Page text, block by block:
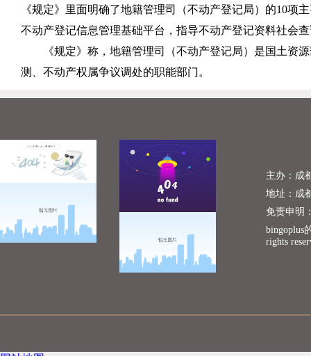
《规定》里面明确了地籍管理司（不动产登记局）的10项
不动产登记信息管理基础平台，指导不动产登记资料社会
《规定》称，地籍管理司（不动产登记局）是国土资
测、不动产权属争议调处的职能部门。
主办：成
地址：成
免责申明
bingoplus
rights